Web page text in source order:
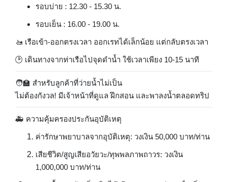
รอบบ่าย : 12.30 - 15.30 น.
รอบเย็น : 16.00 - 19.00 น.
🚤 เรือเข้า-ออกตรงเวลา ออกเรทได้เล็กน้อย แต่กลับตรงเวลา
🕑 เดินทางจากท่าเรือไปจุดดำน้ำ ใช้เวลาเพียง 10-15 นาที
🧑‍🏫 สำหรับลูกค้าที่ว่ายน้ำไม่เป็น
ไม่ต้องกังวล! มีเจ้าหน้าที่ดูแล ฝึกสอน และพาลงน้ำตลอดทริป
🚑 ความคุ้มครองประกันอุบัติเหตุ
ค่ารักษาพยาบาลจากอุบัติเหตุ: วงเงิน 50,000 บาท/ท่าน
เสียชีวิต/สูญเสียอวัยวะ/ทุพพลภาพถาวร: วงเงิน
1,000,000 บาท/ท่าน